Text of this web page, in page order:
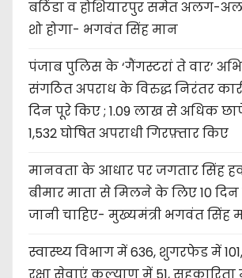
बठिंडा व होशियारपुर समेत अलग-
शो होगा- भगवंत सिंह मान
पंजाब पुलिस के ‘गैंगस्टरां ते वार’
संगठित अपराध के विरुद्ध निरंतर
दिन पूरे किए ; 1.09 लाख से अधिक
1,532 घोषित अपराधी गिरफ़्तार किए
मानवता के आधार पर जगतार सिंह
बीमार माता से मिलने के लिए 10 दिन
जानी चाहिए- मुख्यमंत्री भगवंत सिंह
स्वास्थ्य विभाग में 636, शुगरफेड में 101,